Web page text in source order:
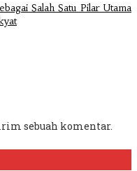
Salah Satu Pilar Utama
sebuah komentar.